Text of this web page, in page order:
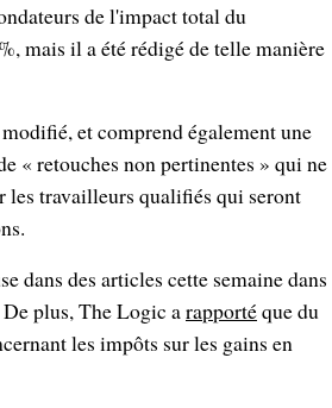
de l'impact total du
mais il a été rédigé de telle manière
et comprend également une
« retouches non pertinentes » qui ne
les travailleurs qualifiés qui seront
dans des articles cette semaine dans
De plus, The Logic arapportéque du
les impôts sur les gains en